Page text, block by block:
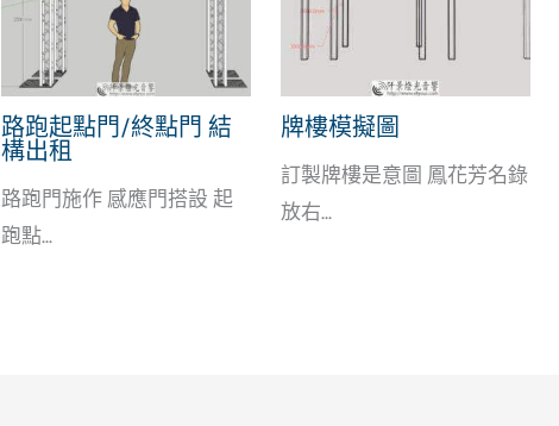
路跑起點門/終點門 結
構出租
路跑門施作 感應門搭設 起
跑點...
牌樓模擬圖
訂製牌樓是意圖 鳳花芳名錄
放右...